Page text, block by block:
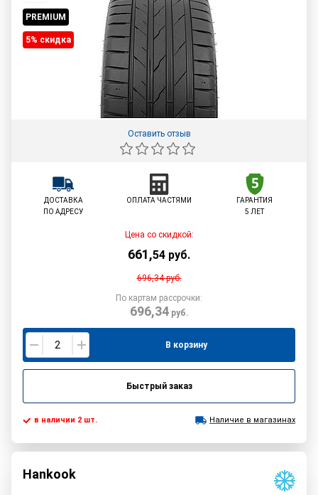
PREMIUM
5% cкидка
Оставить отзыв
ДОСТАВКА
ПО АДРЕСУ
ОПЛАТА ЧАСТЯМИ
ГАРАНТИЯ
5 ЛЕТ
Цена со скидкой:
661,54 руб.
696,34руб.
По картам рассрочки:
696,34руб.
В корзину
Быстрый заказ
в наличии 2 шт. Наличие в магазинах
Hankook